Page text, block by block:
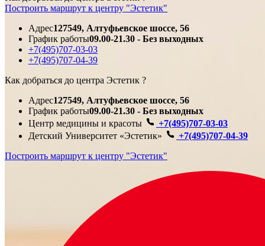
Построить маршрут к центру "Эстетик"
Адрес127549, Алтуфьевское шоссе, 56
График работы09.00-21.30 - Без выходных
+7(495)707-03-03
+7(495)707-04-39
Как добраться до центра Эстетик ?
Адрес127549, Алтуфьевское шоссе, 56
График работы09.00-21.30 - Без выходных
Центр медицины и красоты
+7(495)707-03-03
Детский Университет «Эстетик»
+7(495)707-04-39
Построить маршрут к центру "Эстетик"